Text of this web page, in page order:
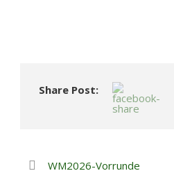
Share Post:
WM2026-Vorrunde